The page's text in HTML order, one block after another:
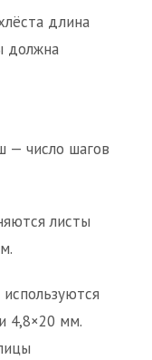
длина
должна
— число шагов
листы
используются
4,8×20 мм.